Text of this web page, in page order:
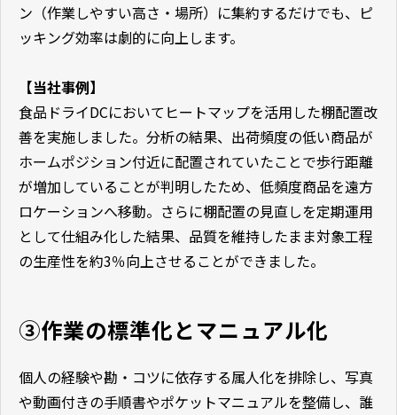
ン（作業しやすい高さ・場所）に集約するだけでも、ピ
ッキング効率は劇的に向上します。
【当社事例】
食品ドライDCにおいてヒートマップを活用した棚配置改
善を実施しました。分析の結果、出荷頻度の低い商品が
ホームポジション付近に配置されていたことで歩行距離
が増加していることが判明したため、低頻度商品を遠方
ロケーションへ移動。さらに棚配置の見直しを定期運用
として仕組み化した結果、品質を維持したまま対象工程
の生産性を約3％向上させることができました。
③作業の標準化とマニュアル化
個人の経験や勘・コツに依存する属人化を排除し、写真
や動画付きの手順書やポケットマニュアルを整備し、誰